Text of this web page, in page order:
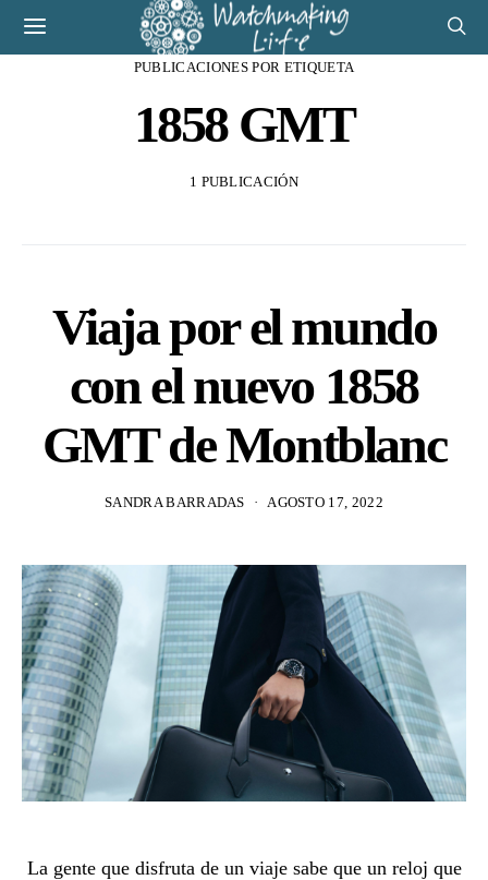
PUBLICACIONES POR ETIQUETA
1858 GMT
1 PUBLICACIÓN
Viaja por el mundo
con el nuevo 1858
GMT de Montblanc
SANDRA BARRADAS AGOSTO 17, 2022
La gente que disfruta de un viaje sabe que un reloj que